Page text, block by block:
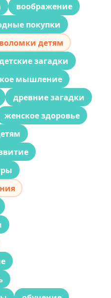
воображение
покупки
детям
загадки
мышление
древние загадки
женское здоровье